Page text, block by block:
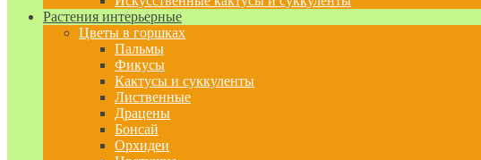
Растения интерьерные
Цветы в горшках
Пальмы
Фикусы
Кактусы и суккуленты
Лиственные
Драцены
Бонсай
Орхидеи